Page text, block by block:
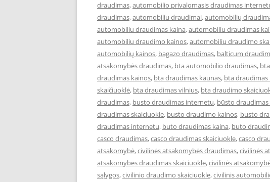
draudimas,automobilio privalomasis draudimas
draudimas,automobiliu draudimai,automobilių
automobiliu draudimas kaina,automobiliu draudimas
automobiliu draudimo kainos,automobiliu draudimo
automobilių kainos, bagazo draudimas, balticum
atsakomybės draudimas, bta automobilio draudimas,
draudimas kainos, bta draudimas kaunas, bta draudimas
skaičiuoklė, bta draudimas vilnius, bta draudimo
draudimas, busto draudimas internetu, būsto draudimas
draudimas skaiciuokle, busto draudimo kainos, busto
draudimas internetu, buto draudimas kaina, buto
casco draudimas,casco draudimas skaiciuokle,casco
atsakomybė,civilinės atsakomybės draudimas,civilinės
atsakomybes draudimas skaiciuokle,civilinės
sąlygos,civilinio draudimo skaiciuokle,civilinis